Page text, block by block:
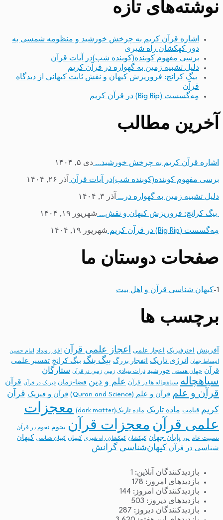
نوشته‌های تازه
اشاره قرآن کریم به چرخش خورشید و منظومه شمسی به
دور کهکشان راه شیری
برسی مفهوم کوبنده(کوبنده شب)در آیات قرآن
دلیل تشبیه زمین به گهواره در قرآن کریم
بیگ کرانچ: فروریزش کیهان و نقش ثابت کیهانی از دیدگاه
قرآن
مِه‌گسست (Big Rip) در قرآن کریم
آخرین مطالب
اشاره قرآن کریم به چرخش خورشید… دی ۵, ۱۴۰۴
برسی مفهوم کوبنده(کوبنده شب)در آیات قرآن آذر ۲۶, ۱۴۰۴
دلیل تشبیه زمین به گهواره در… آذر ۳, ۱۴۰۴
بیگ کرانچ: فروریزش کیهان و نقش… شهریور ۱۹, ۱۴۰۴
مِه‌گسست (Big Rip) در قرآن کریم شهریور ۱۹, ۱۴۰۴
صفحات دوستان ما
1- کیهان شناسی قرآن و اهل بیت
برچسب ها
آفرینش اخترفیزیک اعجاز علمی اعجاز علمی قرآن افق رویداد امام حسین
انبساط جهان انرژی تاریک انفجار بزرگ بیگ بنگ بیگ کرانچ تفسیر علمی
قرآن جهان هستی خورشید ذرات بنیادی زمین زمین در قرآن ستارگان
سیاهچاله سیاهچاله ها در قرآن علم و دین فضا-زمان فیزیک در قرآن قرآن
قرآن و علم قرآن و علم (Quran and Science) قرآن و فیزیک قرآن
کریم قیامت ماده تاریک ماده تاریک(dark matter)
معجزات
علمی قرآن معجزات قرآن نجوم نجوم در قرآن
نسبیت عام نور پایان جهان کهکشان کهکشان راه شیری کیهان کیهان شناسی
کیهان
شناسی در قرآن
کیهان‌شناسی گرانش
بازدیدکنندگان آنلاین: 1
بازدیدهای امروز: 178
بازدیدکنندگان امروز: 144
بازدیدهای دیروز: 503
بازدیدکنندگان دیروز: 287